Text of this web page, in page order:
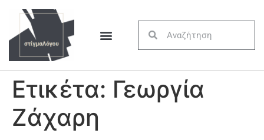
Ετικέτα: Γεωργία
Ζάχαρη